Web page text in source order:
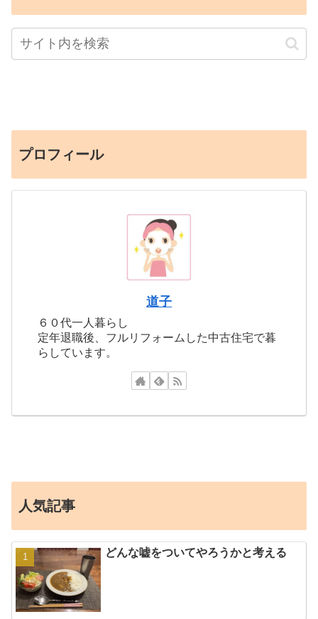
プロフィール
道子
６０代一人暮らし
定年退職後、フルリフォームした中古住宅で暮
らしています。
人気記事
どんな嘘をついてやろうかと考える